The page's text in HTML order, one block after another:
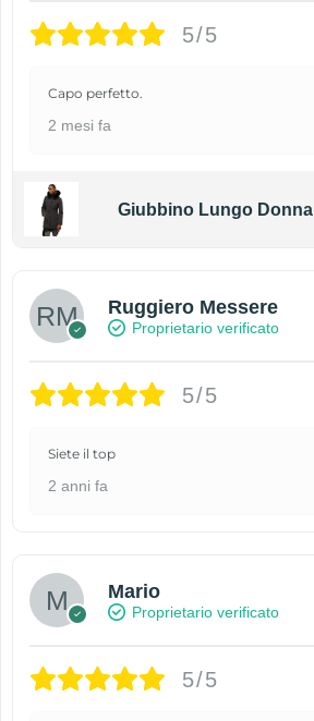
5/5
Capo perfetto.
2 mesi fa
Giubbino Lungo Donna
Ruggiero Messere
Proprietario verificato
5/5
Siete il top
2 anni fa
Mario
Proprietario verificato
5/5